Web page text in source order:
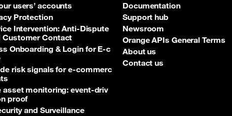
users’ accounts
Protection
Intervention: Anti‑Dispute
Customer Contact
Onboarding & Login for E‑c
risk signals for e‑commerc
asset monitoring: event‑driv
proof
and Surveillance
Documentation
Support hub
Newsroom
Orange APIs General Terms
About us
Contact us